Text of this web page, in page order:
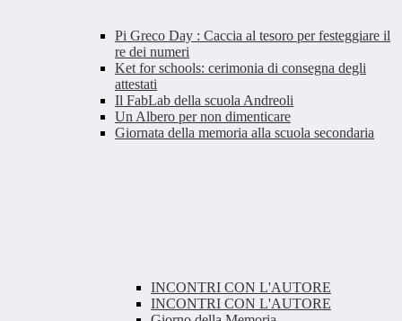
Pi Greco Day : Caccia al tesoro per festeggiare il
re dei numeri
Ket for schools: cerimonia di consegna degli
attestati
Il FabLab della scuola Andreoli
Un Albero per non dimenticare
Giornata della memoria alla scuola secondaria
INCONTRI CON L'AUTORE
INCONTRI CON L'AUTORE